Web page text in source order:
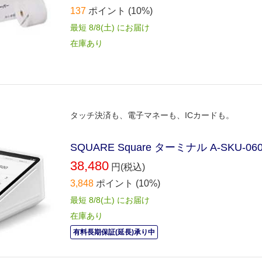
137 ポイント (10%)
最短 8/8(土) にお届け
在庫あり
タッチ決済も、電子マネーも、ICカードも。
SQUARE Square ターミナル A-SKU-
38,480 円(税込)
3,848 ポイント (10%)
最短 8/8(土) にお届け
在庫あり
有料長期保証(延長)承り中